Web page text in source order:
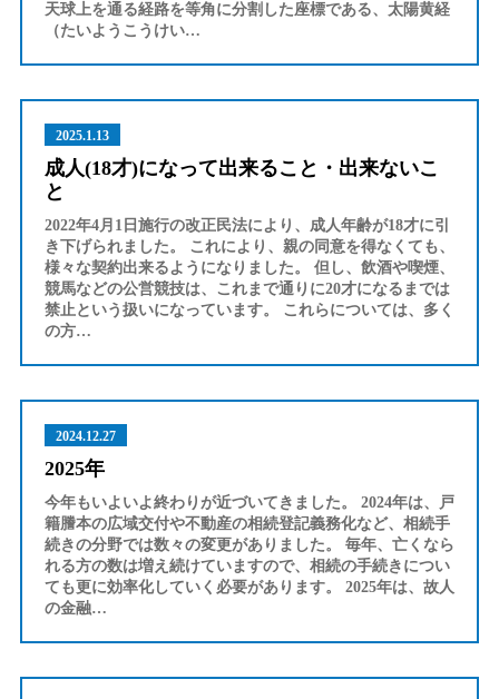
天球上を通る経路を等角に分割した座標である、太陽黄経
（たいようこうけい…
2025.1.13
成人(18才)になって出来ること・出来ないこ
と
2022年4月1日施行の改正民法により、成人年齢が18才に引
き下げられました。 これにより、親の同意を得なくても、
様々な契約出来るようになりました。 但し、飲酒や喫煙、
競馬などの公営競技は、これまで通りに20才になるまでは
禁止という扱いになっています。 これらについては、多く
の方…
2024.12.27
2025年
今年もいよいよ終わりが近づいてきました。 2024年は、戸
籍謄本の広域交付や不動産の相続登記義務化など、相続手
続きの分野では数々の変更がありました。 毎年、亡くなら
れる方の数は増え続けていますので、相続の手続きについ
ても更に効率化していく必要があります。 2025年は、故人
の金融…